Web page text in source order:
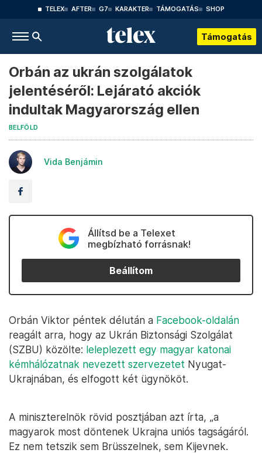
TELEX AFTER G7 KARAKTER TÁMOGATÁS SHOP
Támogatás
Orbán az ukrán szolgálatok
jelentéséről: Lejárató akciók
indultak Magyarország ellen
BELFÖLD
Vida Benjámin
Állítsd be a Telexet
megbízható forrásnak!
Beállítom
Orbán Viktor péntek délután a Facebook-oldalán
reagált arra, hogy az Ukrán Biztonsági Szolgálat
(SZBU) közölte: leleplezett egy magyar katonai
kémhálózatnak nevezett szervezetet Nyugat-
Ukrajnában, és elfogott két ügynököt.
A miniszterelnök rövid posztjában azt írta, „a
magyarok most döntenek Ukrajna uniós tagságáról.
Ez nem tetszik sem Brüsszelnek, sem Kijevnek.